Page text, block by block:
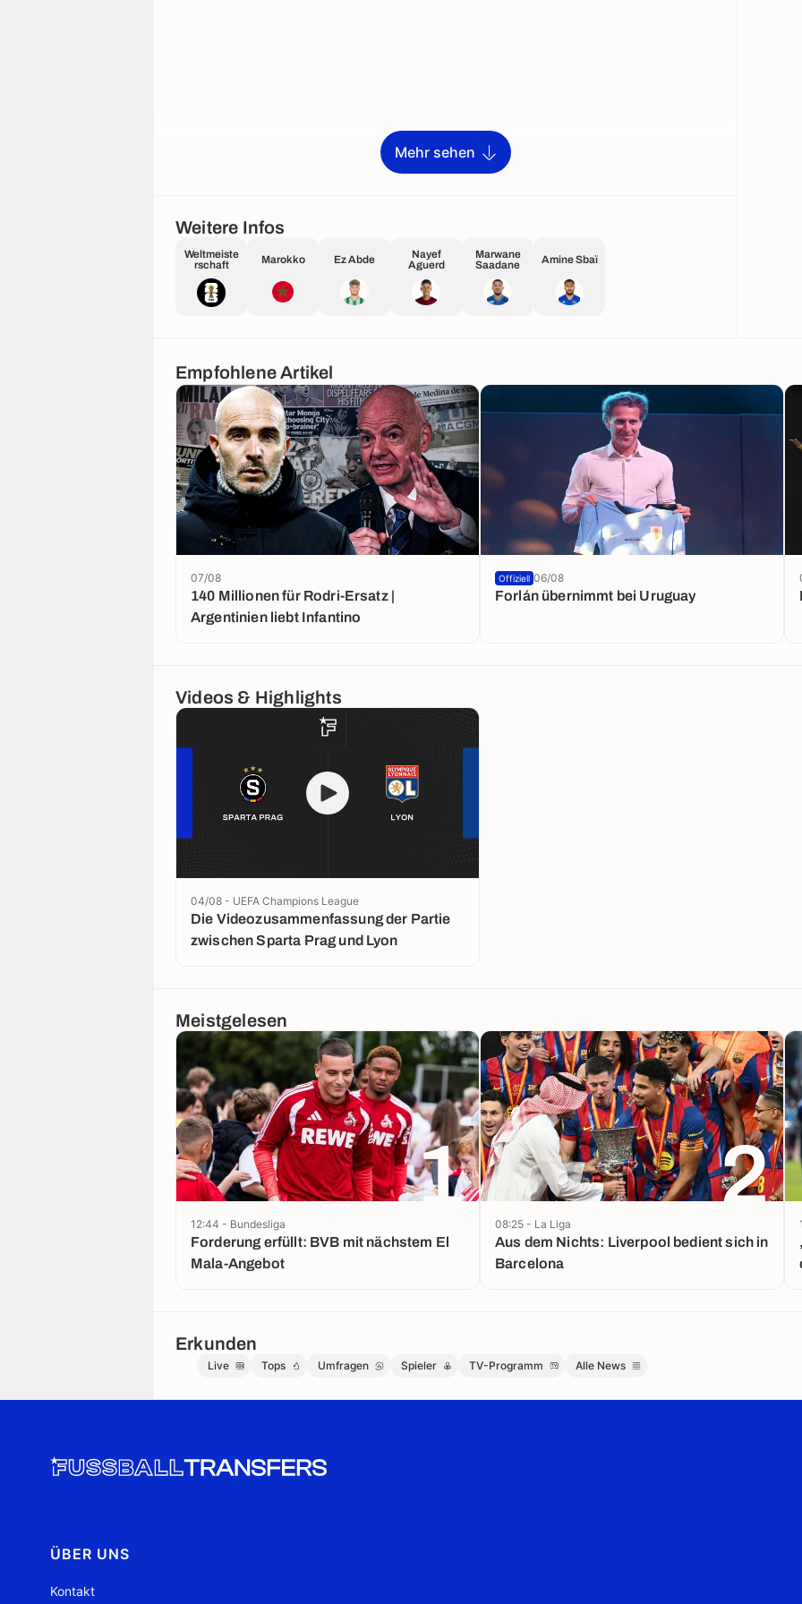
Mehr sehen
Weitere Infos
Weltmeiste
rschaft
Marokko Ez Abde
Nayef
Aguerd
Marwane
Saadane
Amine Sbaï
Empfohlene Artikel
140 Millionen für Rodri-Ersatz |
Argentinien liebt Infantino
07/08
Forlán übernimmt bei Uruguay
Offiziell 06/08
Videos & Highlights
Die Videozusammenfassung der Partie
zwischen Sparta Prag und Lyon
04/08 - UEFA Champions League
Meistgelesen
1
Forderung erfüllt: BVB mit nächstem El
Mala-Angebot
12:44 - Bundesliga
2
Aus dem Nichts: Liverpool bedient sich in
Barcelona
08:25 - La Liga
Erkunden
Live Tops Umfragen Spieler TV-Programm Alle News
ÜBER UNS
Kontakt